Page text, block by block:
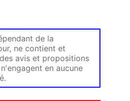
de la
ne contient et
avis et propositions
en aucune